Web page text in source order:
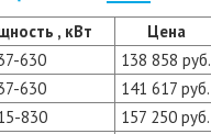
, кВт Цена
630 138 858 руб.
630 141 617 руб.
830 157 250 руб.